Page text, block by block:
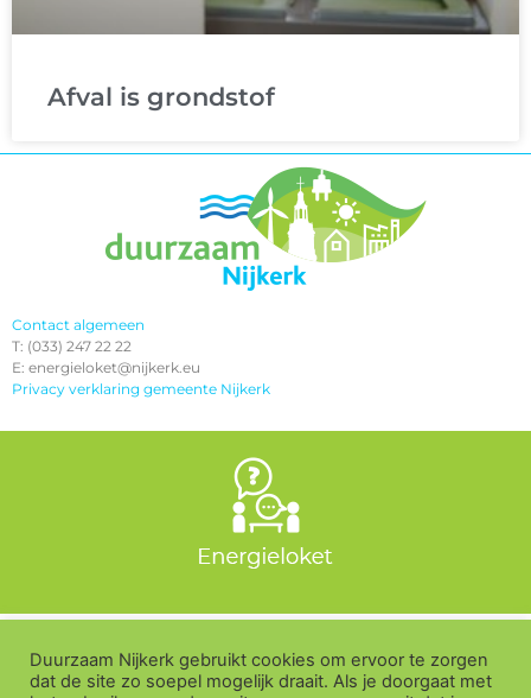
Afval is grondstof
Contact algemeen
T: (033) 247 22 22
E: energieloket@nijkerk.eu
Privacy verklaring gemeente Nijkerk
Duurzaam Nijkerk gebruikt cookies om ervoor te zorgen
dat de site zo soepel mogelijk draait. Als je doorgaat met